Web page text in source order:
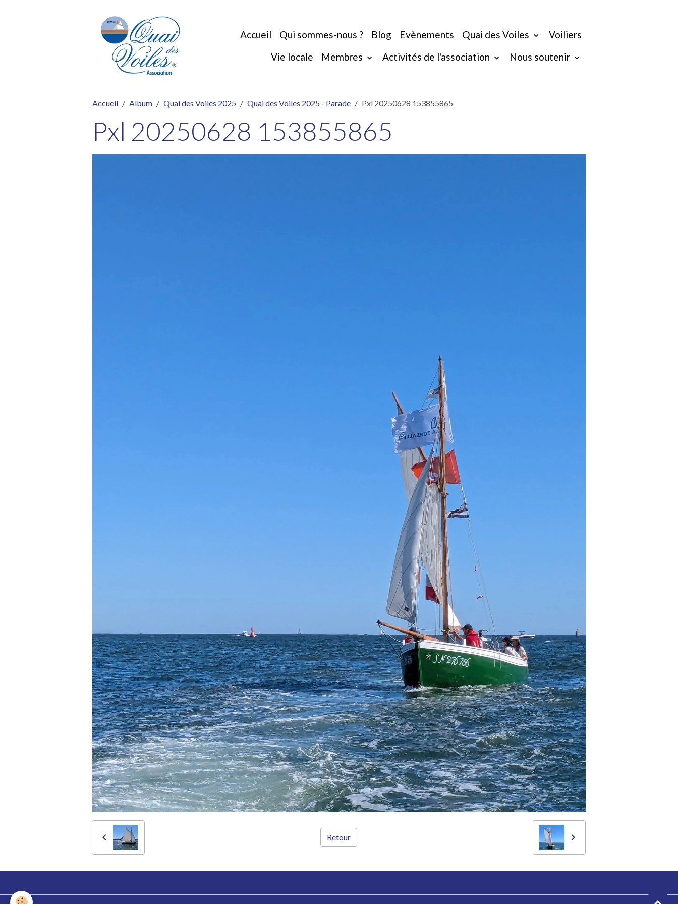
Accueil Qui sommes-nous ? Blog Evènements Quai des Voiles
Voiliers
Vie locale
Membres Activités de l'association Nous soutenir
Accueil Album Quai des Voiles 2025 Quai des Voiles 2025 - Parade Pxl 20250628 153855865
Pxl 20250628 153855865
Retour